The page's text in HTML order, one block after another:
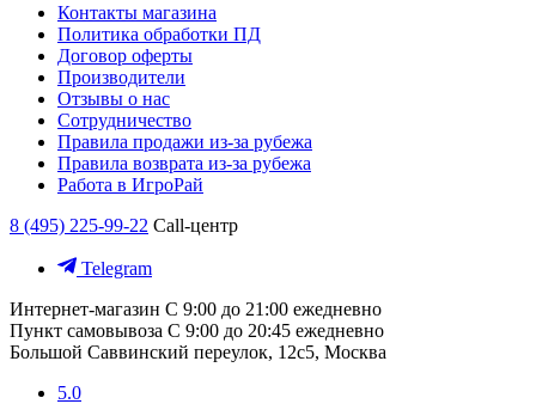
Контакты магазина
Политика обработки ПД
Договор оферты
Производители
Отзывы о нас
Сотрудничество
Правила продажи из-за рубежа
Правила возврата из-за рубежа
Работа в ИгроРай
8 (495) 225-99-22 Call-центр
Telegram
Интернет-магазин С 9:00 до 21:00 ежедневно
Пункт самовывоза С 9:00 до 20:45 ежедневно
Большой Саввинский переулок, 12с5, Москва
5.0